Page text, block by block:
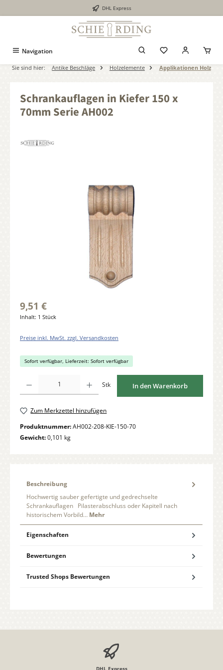
DHL Express
Navigation
Sie sind hier: Antike Beschläge Holzelemente Applikationen Holz
Schrankauflagen in Kiefer 150 x
70mm Serie AH002
Bildergalerie überspringen
9,51 €
Inhalt: 1 Stück
Preise inkl. MwSt. zzgl. Versandkosten
Sofort verfügbar, Lieferzeit: Sofort verfügbar
Stk In den Warenkorb
Zum Merkzettel hinzufügen
Produktnummer:AH002-208-KIE-150-70
Gewicht:0,101 kg
Beschreibung
Hochwertig sauber gefertigte und gedrechselte
Schrankauflagen Pilasterabschluss oder Kapitell nach
historischem Vorbild… Mehr
Eigenschaften
Bewertungen
Trusted Shops Bewertungen
DHL Express